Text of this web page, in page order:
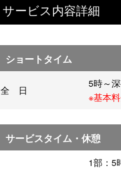
サービス内容詳細
ショートタイム
全 日
5時～
※基本
サービスタイム・休憩
1部：5